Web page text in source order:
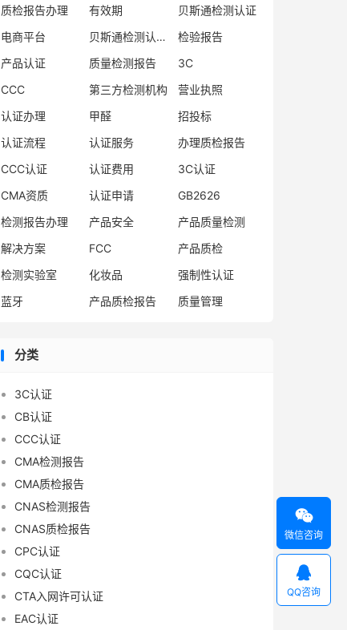
质检报告办理
有效期
贝斯通检测认证
电商平台
贝斯通检测认证中心
检验报告
产品认证
质量检测报告
3C
CCC
第三方检测机构
营业执照
认证办理
甲醛
招投标
认证流程
认证服务
办理质检报告
CCC认证
认证费用
3C认证
CMA资质
认证申请
GB2626
检测报告办理
产品安全
产品质量检测
解决方案
FCC
产品质检
检测实验室
化妆品
强制性认证
蓝牙
产品质检报告 质量管理
分类
3C认证
CB认证
CCC认证
CMA检测报告
CMA质检报告
CNAS检测报告
CNAS质检报告
CPC认证
CQC认证
CTA入网许可认证
EAC认证

微信咨询

QQ咨询